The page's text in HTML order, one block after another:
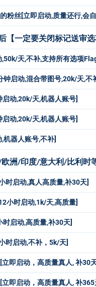
粉丝[立即启动,质量还行,会
【一定要关闭标记送审
天,不补,支持所有选项
启动,混合带图号,20k/天,不
动,20k/天,机器人账号]
动,20k/天,机器人账号]
器人账号,不补]
洲/印度/意大利/比利时
时启动,真人高质量,补30天]
小时启动,1k/天,高质量]
启动,高质量,补30天]
时启动,不补，5k/天]
即启动，高质量真人, 补30
即启动，高质量真人, 补